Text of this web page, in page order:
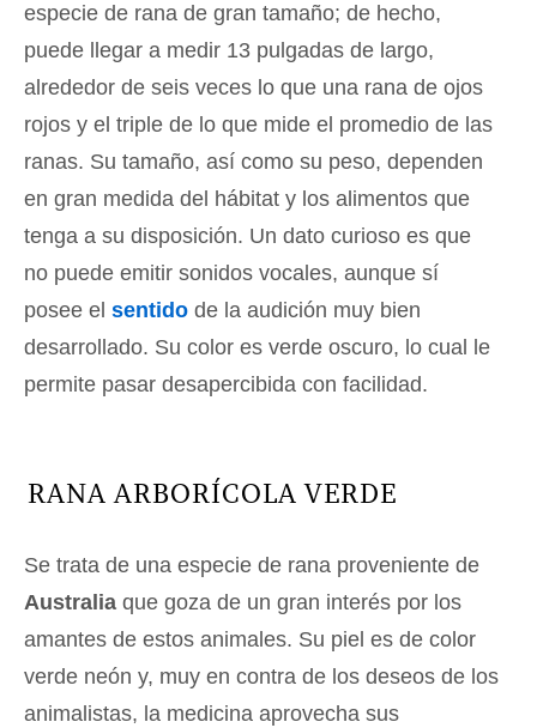
especie de rana de gran tamaño; de hecho,
puede llegar a medir 13 pulgadas de largo,
alrededor de seis veces lo que una rana de ojos
rojos y el triple de lo que mide el promedio de las
ranas. Su tamaño, así como su peso, dependen
en gran medida del hábitat y los alimentos que
tenga a su disposición. Un dato curioso es que
no puede emitir sonidos vocales, aunque sí
posee el sentido de la audición muy bien
desarrollado. Su color es verde oscuro, lo cual le
permite pasar desapercibida con facilidad.
RANA ARBORÍCOLA VERDE
Se trata de una especie de rana proveniente de
Australia que goza de un gran interés por los
amantes de estos animales. Su piel es de color
verde neón y, muy en contra de los deseos de los
animalistas, la medicina aprovecha sus